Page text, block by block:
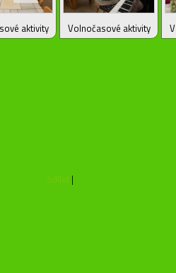
aktivity Volnočasové aktivity
Sdílet |